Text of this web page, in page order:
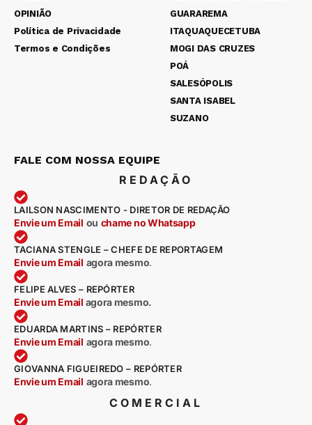
OPINIÃO
Política de Privacidade
Termos e Condições
GUARAREMA
ITAQUAQUECETUBA
MOGI DAS CRUZES
POÁ
SALESÓPOLIS
SANTA ISABEL
SUZANO
FALE COM NOSSA EQUIPE
REDAÇÃO
LAILSON NASCIMENTO - DIRETOR DE REDAÇÃO
Envie um Email ou chame no Whatsapp
TACIANA STENGLE – CHEFE DE REPORTAGEM
Envie um Email agora mesmo.
FELIPE ALVES – REPÓRTER
Envie um Email agora mesmo.
EDUARDA MARTINS – REPÓRTER
Envie um Email agora mesmo.
GIOVANNA FIGUEIREDO – REPÓRTER
Envie um Email agora mesmo.
COMERCIAL